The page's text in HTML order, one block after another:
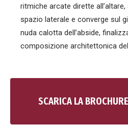
ritmiche arcate dirette
spazio laterale e converge sul
nuda calotta dell’abside,
composizione architettonica
SCARICA LA